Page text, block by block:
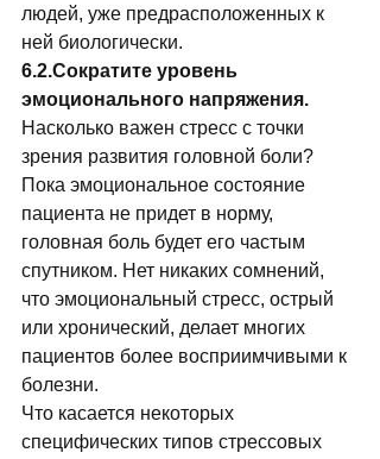
людей, уже предрасположенных к
ней биологически.
6.2.Сократите уровень
эмоционального напряжения.
Насколько важен стресс с точки
зрения развития головной боли?
Пока эмоциональное состояние
пациента не придет в норму,
головная боль будет его частым
спутником. Нет никаких сомнений,
что эмоциональный стресс, острый
или хронический, делает многих
пациентов более восприимчивыми к
болезни.
Что касается некоторых
специфических типов стрессовых